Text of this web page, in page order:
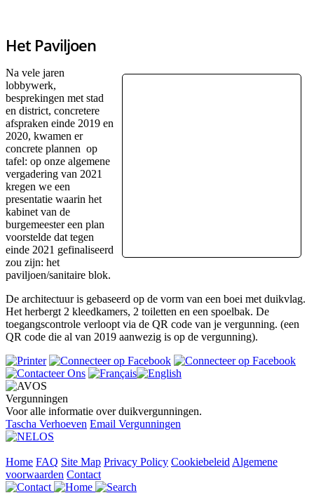
Het Paviljoen
Na vele jaren
lobbywerk,
besprekingen met stad
en district, concretere
afspraken einde 2019 en
2020, kwamen er
concrete plannen op
tafel: op onze algemene
vergadering van 2021
kregen we een
presentatie waarin het
kabinet van de
burgemeester een plan
voorstelde dat tegen
einde 2021 gefinaliseerd
zou zijn: het
paviljoen/sanitaire blok.
De architectuur is gebaseerd op de vorm van een boei met duikvlag.
Het herbergt 2 kleedkamers, 2 toiletten en een spoelbak. De
toegangscontrole verloopt via de QR code van je vergunning. (een
QR code die al van 2019 aanwezig is op de vergunning).
Vergunningen
Voor alle informatie over duikvergunningen.
Tascha Verhoeven Email Vergunningen
Home FAQ Site Map Privacy Policy Cookiebeleid Algemene
voorwaarden Contact